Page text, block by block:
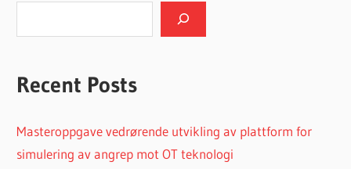
Recent Posts
Masteroppgave vedrørende utvikling av plattform for
simulering av angrep mot OT teknologi